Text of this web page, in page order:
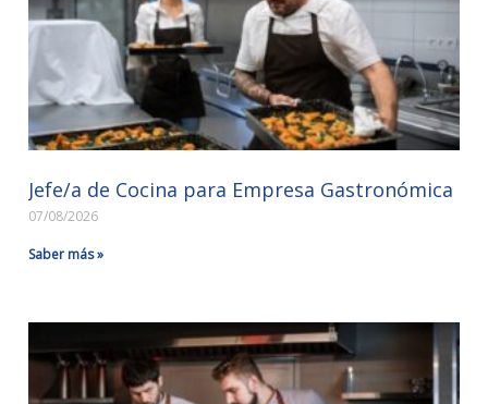
Jefe/a de Cocina para Empresa Gastronómica
07/08/2026
Saber más »